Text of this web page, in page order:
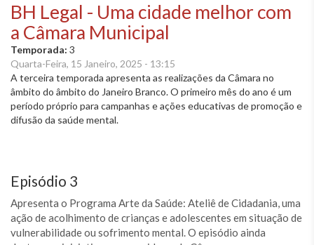
BH Legal - Uma cidade melhor com
a Câmara Municipal
Temporada: 3
Quarta-Feira, 15 Janeiro, 2025 - 13:15
A terceira temporada apresenta as realizações da Câmara no
âmbito do âmbito do Janeiro Branco. O primeiro mês do ano é um
período próprio para campanhas e ações educativas de promoção e
difusão da saúde mental.
Episódio 3
Apresenta o Programa Arte da Saúde: Ateliê de Cidadania, uma
ação de acolhimento de crianças e adolescentes em situação de
vulnerabilidade ou sofrimento mental. O episódio ainda